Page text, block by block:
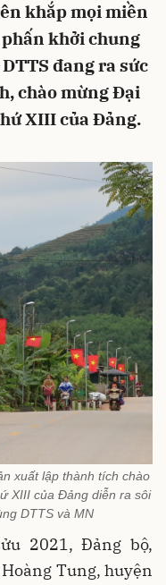
khắp mọi miền
khởi chung
đang ra sức
chào mừng Đại
XIII của Đảng.
xuất lập thành tích chào
XIII của Đảng diễn ra sôi
DTTS và MN
2021, Đảng bộ,
Tung, huyện